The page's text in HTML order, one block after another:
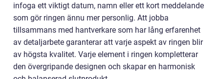
infoga ett viktigt datum, namn eller ett kort meddelande
som gör ringen ännu mer personlig. Att jobba
tillsammans med hantverkare som har lång erfarenhet
av detaljarbete garanterar att varje aspekt av ringen blir
av högsta kvalitet. Varje element i ringen kompletterar
den övergripande designen och skapar en harmonisk